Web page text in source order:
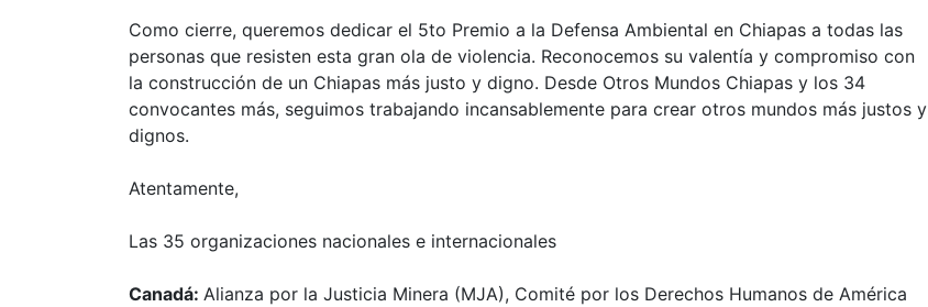
Como cierre, queremos dedicar el 5to Premio a la Defensa Ambiental en Chiapas a todas las
personas que resisten esta gran ola de violencia. Reconocemos su valentía y compromiso con
la construcción de un Chiapas más justo y digno. Desde Otros Mundos Chiapas y los 34
convocantes más, seguimos trabajando incansablemente para crear otros mundos más justos y
dignos.
Atentamente,
Las 35 organizaciones nacionales e internacionales
Canadá: Alianza por la Justicia Minera (MJA), Comité por los Derechos Humanos de América